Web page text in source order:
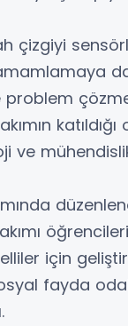
çizgiyi
ve
için
fayda